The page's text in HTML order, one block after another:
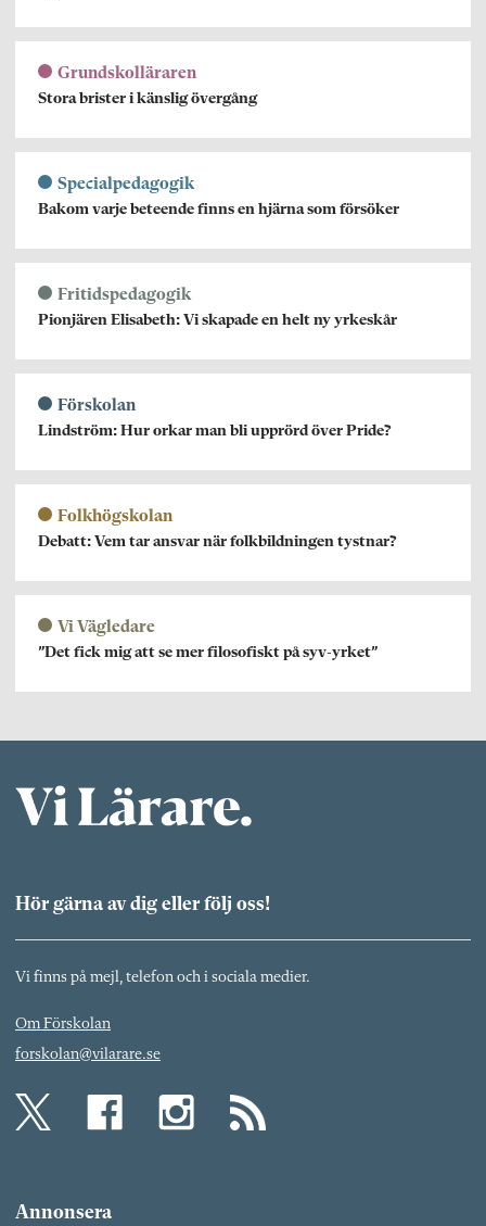
Grundskolläraren
Stora brister i känslig övergång
Specialpedagogik
Bakom varje beteende finns en hjärna som försöker
Fritidspedagogik
Pionjären Elisabeth: Vi skapade en helt ny yrkeskår
Förskolan
Lindström: Hur orkar man bli upprörd över Pride?
Folkhögskolan
Debatt: Vem tar ansvar när folkbildningen tystnar?
Vi Vägledare
”Det fick mig att se mer filosofiskt på syv-yrket”
Hör gärna av dig eller följ oss!
Vi finns på mejl, telefon och i sociala medier.
Om Förskolan
forskolan@vilarare.se
Annonsera